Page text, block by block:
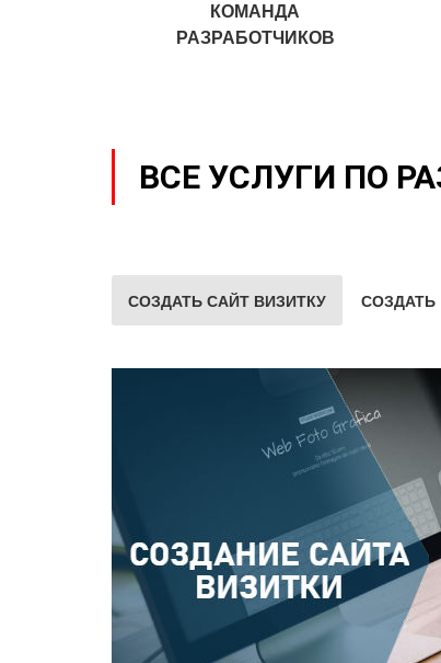
КОМАНДА
РАЗРАБОТЧИКОВ
ВСЕ УСЛУГИ ПО
СОЗДАТЬ САЙТ ВИЗИТКУ СОЗДАТЬ